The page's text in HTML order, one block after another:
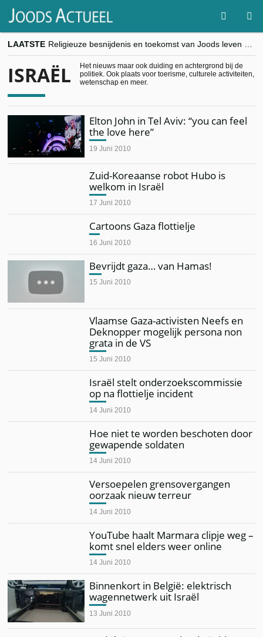
LAATSTE
“Besnijdenisdebat toont hoe moeilijk seculiere Westen minderheden begrijpt”, Jinnih Beels (Vooruit)
“Vandaag zit elke Jood in België op de beklaagdenbank”
ISRAËL
Het nieuws maar ook duiding en achtergrond bij de
politiek. Ook plaats voor toerisme, culturele activiteiten,
wetenschap en meer.
Elton John in Tel Aviv: “you can feel
the love here”
19 Juni 2010
Zuid-Koreaanse robot Hubo is
welkom in Israël
17 Juni 2010
Cartoons Gaza flottielje
16 Juni 2010
Bevrijdt gaza… van Hamas!
15 Juni 2010
Vlaamse Gaza-activisten Neefs en
Deknopper mogelijk persona non
grata in de VS
15 Juni 2010
Israël stelt onderzoekscommissie
op na flottielje incident
14 Juni 2010
Hoe niet te worden beschoten door
gewapende soldaten
14 Juni 2010
Versoepelen grensovergangen
oorzaak nieuw terreur
14 Juni 2010
YouTube haalt Marmara clipje weg –
komt snel elders weer online
14 Juni 2010
Binnenkort in België: elektrisch
wagennetwerk uit Israël
13 Juni 2010